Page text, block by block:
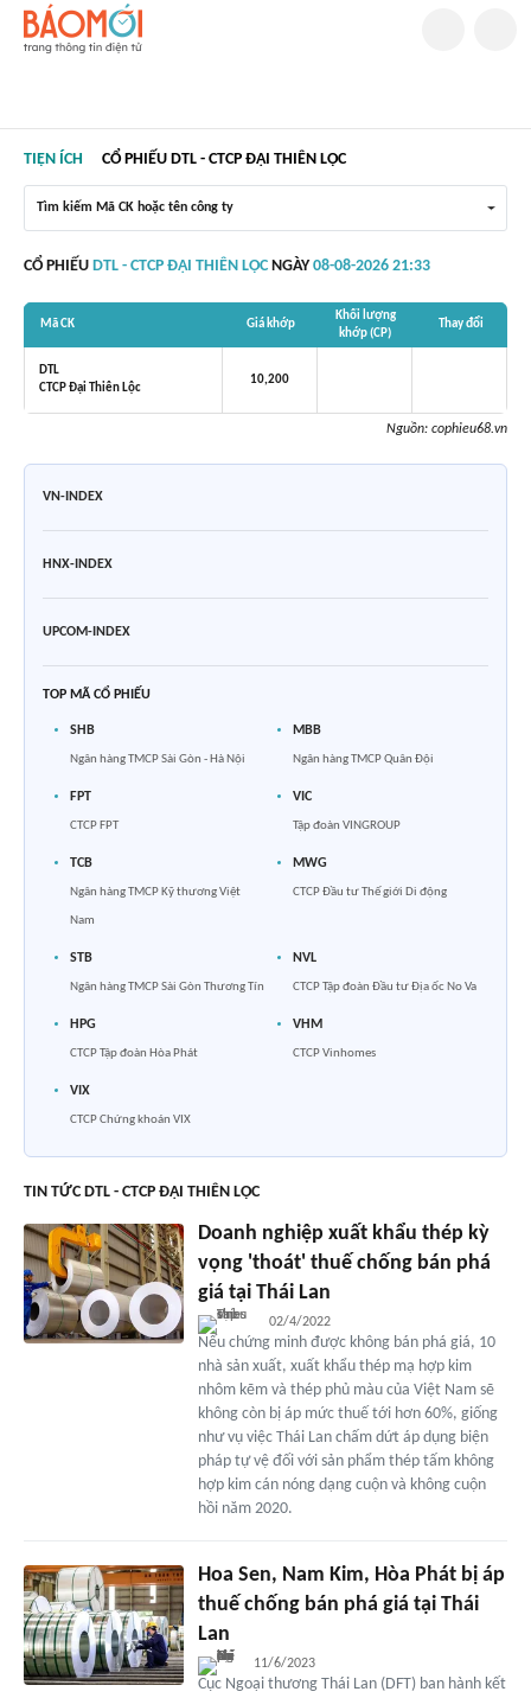
TIỆN ÍCH CỔ PHIẾU DTL - CTCP ĐẠI THIÊN LỘC
Tìm kiếm Mã CK hoặc tên công ty
CỔ PHIẾU DTL - CTCP ĐẠI THIÊN LỘC NGÀY 08-08-2026 21:33
Mã CK Giá khớp
Khối lượng
khớp (CP)
Thay đổi
DTL
CTCP Đại Thiên Lộc
10,200
Nguồn: cophieu68.vn
VN-INDEX
HNX-INDEX
UPCOM-INDEX
TOP MÃ CỔ PHIẾU
SHB
Ngân hàng TMCP Sài Gòn - Hà Nội
MBB
Ngân hàng TMCP Quân Đội
FPT
CTCP FPT
VIC
Tập đoàn VINGROUP
TCB
Ngân hàng TMCP Kỹ thương Việt
Nam
MWG
CTCP Đầu tư Thế giới Di động
STB
Ngân hàng TMCP Sài Gòn Thương Tín
NVL
CTCP Tập đoàn Đầu tư Địa ốc No Va
HPG
CTCP Tập đoàn Hòa Phát
VHM
CTCP Vinhomes
VIX
CTCP Chứng khoán VIX
TIN TỨC DTL - CTCP ĐẠI THIÊN LỘC
Doanh nghiệp xuất khẩu thép kỳ
vọng 'thoát' thuế chống bán phá
giá tại Thái Lan
02/4/2022
Nếu chứng minh được không bán phá giá, 10
nhà sản xuất, xuất khẩu thép mạ hợp kim
nhôm kẽm và thép phủ màu của Việt Nam sẽ
không còn bị áp mức thuế tới hơn 60%, giống
như vụ việc Thái Lan chấm dứt áp dụng biện
pháp tự vệ đối với sản phẩm thép tấm không
hợp kim cán nóng dạng cuộn và không cuộn
hồi năm 2020.
Hoa Sen, Nam Kim, Hòa Phát bị áp
thuế chống bán phá giá tại Thái
Lan
11/6/2023
Cục Ngoại thương Thái Lan (DFT) ban hành kết